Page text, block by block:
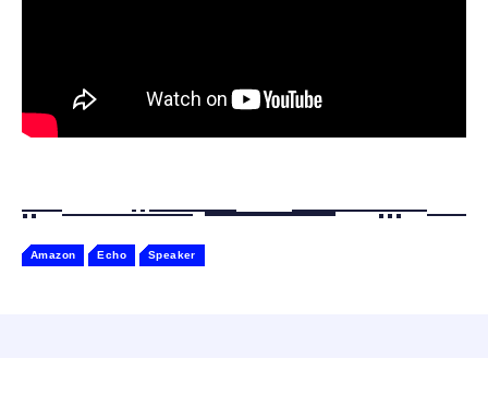
Amazon Echo Speaker